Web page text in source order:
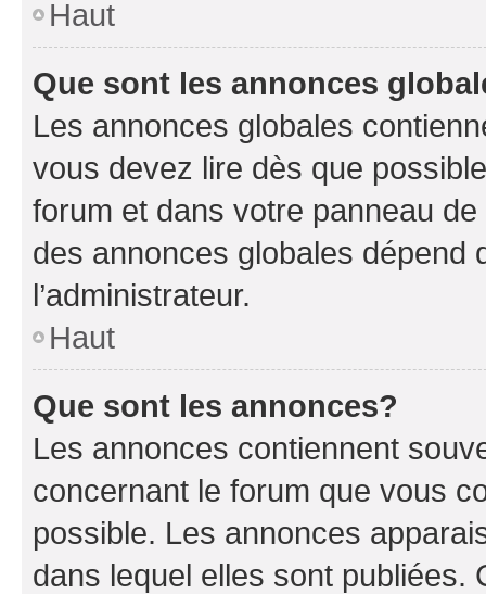
Haut
Que sont les annonces
Les annonces globales
vous devez lire dès que
forum et dans votre panneau
des annonces globales dépend
l’administrateur.
Haut
Que sont les annonces?
Les annonces contiennent
concernant le forum que vous
possible. Les annonces
dans lequel elles sont publiées.